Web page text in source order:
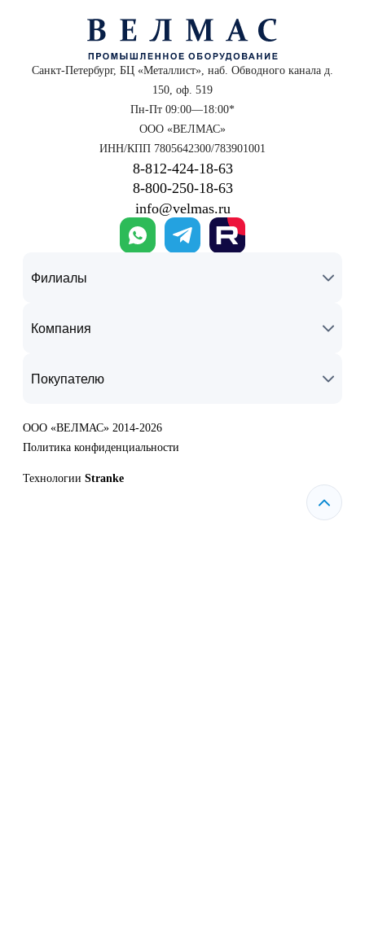
Санкт-Петербург, БЦ «Металлист», наб. Обводного канала д.
150, оф. 519
Пн-Пт 09:00—18:00*
ООО «ВЕЛМАС»
ИНН/КПП 7805642300/783901001
8‑812‑424‑18‑63
8‑800‑250‑18‑63
info@velmas.ru
Филиалы
Компания
Покупателю
ООО «ВЕЛМАС» 2014-2026
Политика конфиденциальности
Технологии Stranke